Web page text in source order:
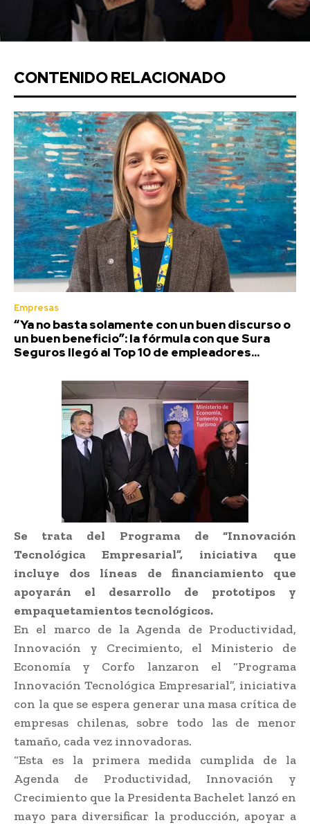
CONTENIDO RELACIONADO
Empresas
“Ya no basta solamente con un buen discurso o
un buen beneficio”: la fórmula con que Sura
Seguros llegó al Top 10 de empleadores...
Se trata del Programa de “Innovación
Tecnológica Empresarial”, iniciativa que
incluye dos líneas de financiamiento que
apoyarán el desarrollo de prototipos y
empaquetamientos tecnológicos.
En el marco de la Agenda de Productividad,
Innovación y Crecimiento, el Ministerio de
Economía y Corfo lanzaron el “Programa
Innovación Tecnológica Empresarial”, iniciativa
con la que se espera generar una masa crítica de
empresas chilenas, sobre todo las de menor
tamaño, cada vez innovadoras.
“Esta es la primera medida cumplida de la
Agenda de Productividad, Innovación y
Crecimiento que la Presidenta Bachelet lanzó en
mayo para diversificar la producción, apoyar a